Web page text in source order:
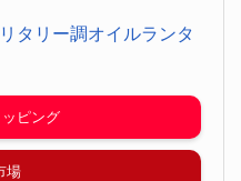
タリー調オイルランタ
ピング
場